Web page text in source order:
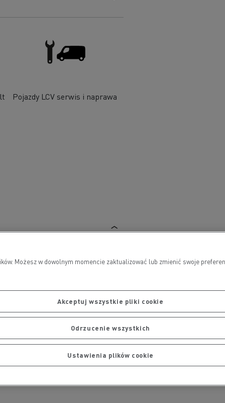
Pojazdy LCV serwis i naprawa
Możesz w dowolnym momencie zaktualizować lub zmienić swoje
Akceptuj wszystkie pliki cookie
Odrzucenie wszystkich
Ustawienia plików cookie